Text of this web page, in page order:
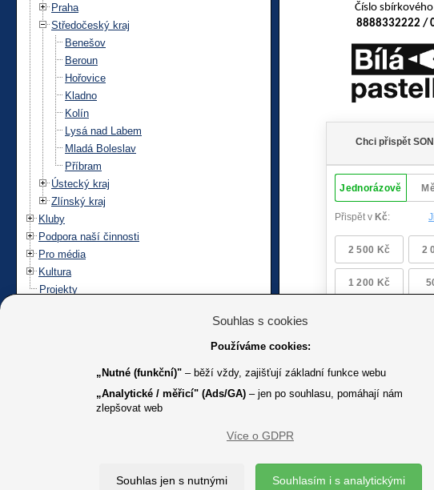
Praha
Středočeský kraj
Benešov
Beroun
Hořovice
Kladno
Kolín
Lysá nad Labem
Mladá Boleslav
Příbram
Ústecký kraj
Zlínský kraj
Kluby
Podpora naší činnosti
Pro média
Kultura
Projekty
Číslo
8888332222 /
K jakémukoliv užití
Souhlas s cookies
Používáme cookies:
„Nutné (funkční)" – běží vždy, zajišťují základní funkce webu
„Analytické / měřicí" (Ads/GA) – jen po souhlasu, pomáhají nám
zlepšovat web
Více o GDPR
Souhlas jen s nutnými Souhlasím i s analytickými